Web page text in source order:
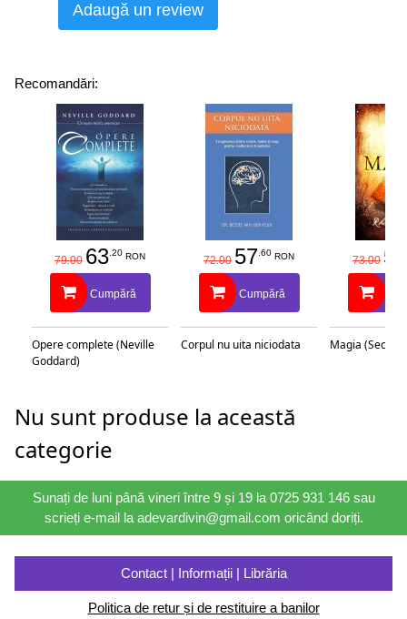
Adaugă un review
Recomandări:
79.00 63.20 RON
Cumpără
Opere complete (Neville
Goddard)
72.00 57.60 RON
Cumpără
Corpul nu uita niciodata
73.00 58
Magia
Nu sunt produse la această
categorie
Sunați de luni până vineri între 9 și 19 la 0725 931 146 sau
scrieți e-mail la adevardivin@gmail.com oricând doriți.
Contact | Informații | Librăria
Politica de retur și de restituire a banilor